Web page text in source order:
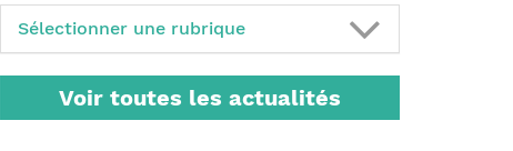
Sélectionner une rubrique
Voir toutes les actualités